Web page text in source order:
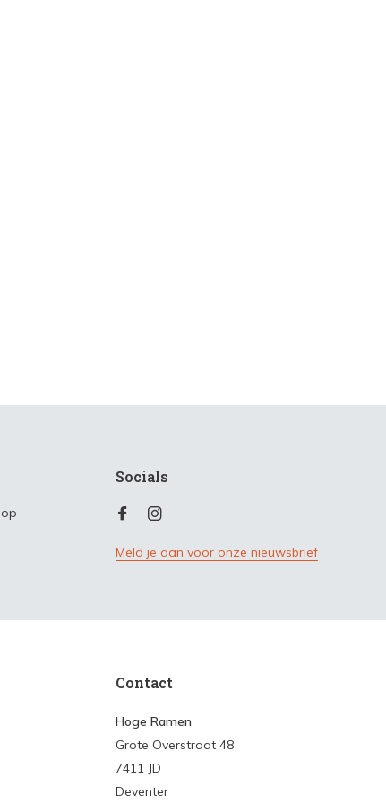
op
Socials
Meld je aan voor onze nieuwsbrief
Contact
Hoge Ramen
Grote Overstraat 48
7411 JD
Deventer